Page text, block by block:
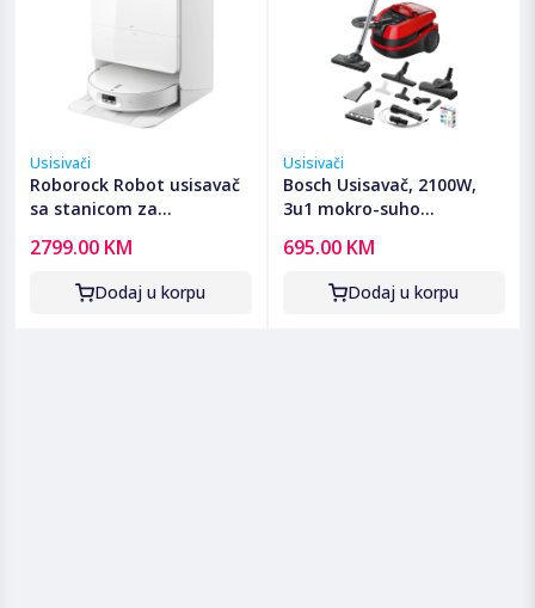
Usisivači
Roborock Robot usisavač
sa stanicom za
25.000 Pa - Qrevo Edge 2
2799.00 KM
Dodaj u korpu
Usisivači
Bosch Usisavač, 2100W,
3u1 mokro-suho
BWD421PET
695.00 KM
Dodaj u korpu